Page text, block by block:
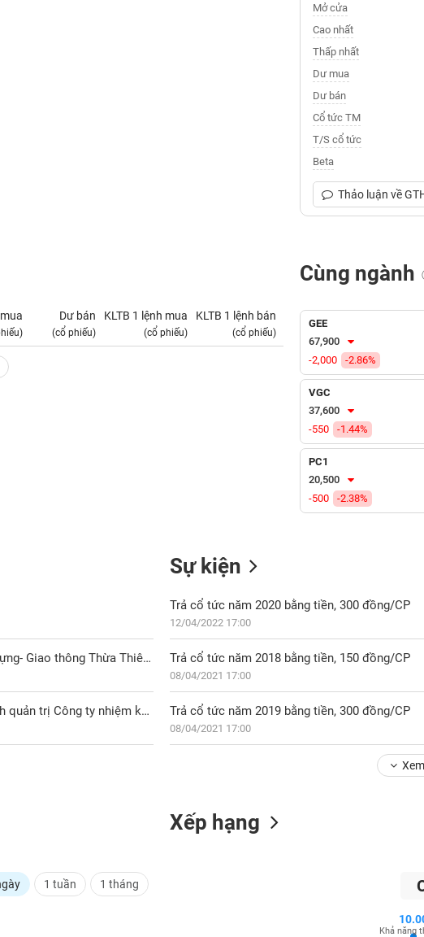
Mở cửa
Cao nhất
Thấp nhất
Dư mua
Dư bán
Cổ tức TM
T/S cổ tức
Beta
Thảo luận về
Dư bán
(cổ phiếu)
KLTB 1 lệnh mua
(cổ phiếu)
KLTB 1 lệnh bán
(cổ phiếu)
Cùng ngành
GEE
67,900
-2,000
-2.86%
VGC
37,600
-550
-1.44%
PC1
20,500
-500
-2.38%
GTH: Ngày 06/04/2023, ngày hủy ĐKGD cổ phiếu của CTCP Xây dựng- Giao thông Thừa Thiên Huế
GTH: Bổ nhiệm Ông Nguyễn Thanh Nhật giữ chức Người phụ trách quản trị Công ty nhiệm kỳ 2019 - 2024
Sự kiện
Trả cổ tức năm 2020 bằng tiền, 300 đồng/CP
12/04/2022 17:00
Trả cổ tức năm 2018 bằng tiền, 150 đồng/CP
08/04/2021 17:00
Trả cổ tức năm 2019 bằng tiền, 300 đồng/CP
08/04/2021 17:00
1 tuần 1 tháng
Xếp hạng
Khả năng